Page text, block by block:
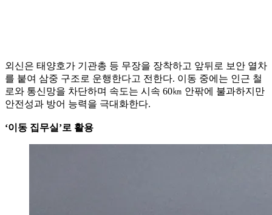
외신은 태양호가 기관총 등 무장을 장착하고 앞뒤로 보안 열차
를 붙여 삼중 구조로 운행한다고 전한다. 이동 중에는 인근 철
로와 통신망을 차단하며 속도는 시속 60㎞ 안팎에 불과하지만
안전성과 방어 능력을 극대화한다.
‘이동 집무실’로 활용